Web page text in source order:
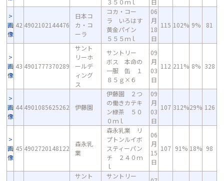
３５０ｍｌ
日
画
像
42 4902102144476
日本コ
カ・コ
ーラ
コカ・コー
ラ いろはす
黄金パイン
５５５ｍｌ
06
月
18
日
115 102% 9% 81
画
像
43 4901777370289
サント
リーホ
ールデ
ィング
ス
サントリー
ボス 本命の
一服 缶 １
８５ｇ×６
09
月
03
日
112 211% 8% 328
画
像
44 4901085625262 伊藤園
伊藤園 ２つ
の働きカテキ
ン緑茶 ５０
０ｍｌ
09
月
03
日
107 312%29% 126
画
像
45 4902720148122
森永乳
業
森永乳業 リ
プトンルイボ
スティーパン
チ ２４０ｍ
ｌ
06
月
15
日
107 91% 18% 98
サント
サントリー